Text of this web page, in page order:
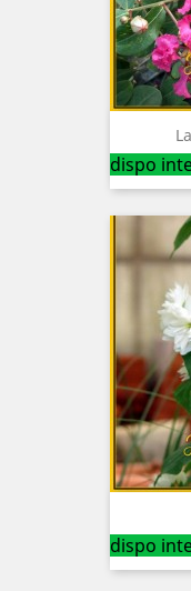
dispo
dispo